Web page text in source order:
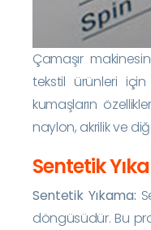
Çamaşır
tekstil ürünleri
kumaşların
naylon, akrilik ve
Sentetik
Sentetik Yıkama:
döngüsüdür. Bu